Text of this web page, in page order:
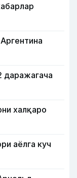
даражагача
халқаро
аёлга куч